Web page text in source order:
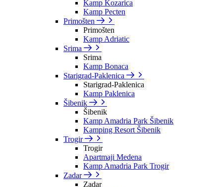
Kamp Kozarica
Kamp Pecten
Primošten
Primošten
Kamp Adriatic
Srima
Srima
Kamp Bonaca
Starigrad-Paklenica
Starigrad-Paklenica
Kamp Paklenica
Šibenik
Šibenik
Kamp Amadria Park Šibenik
Kamping Resort Šibenik
Trogir
Trogir
Apartmaji Medena
Kamp Amadria Park Trogir
Zadar
Zadar